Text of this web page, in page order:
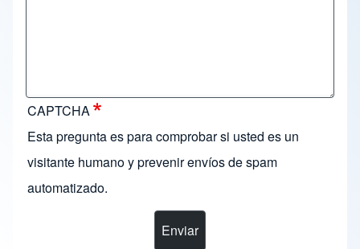
CAPTCHA
Esta pregunta es para comprobar si usted es un
visitante humano y prevenir envíos de spam
automatizado.